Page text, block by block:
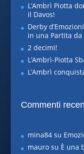
L’Ambrì Piotta
il Davos!
Derby
in una Partita da
2 decimi!
L’Ambrì-Piotta
L’Ambrì
Commenti
mina84su
maurosu È una